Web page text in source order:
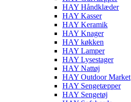
HAY Håndklæder
HAY Kasser
HAY Keramik
HAY Knager
HAY køkken
HAY Lamper
HAY Lysestager
HAY Nattøj
HAY Outdoor Market
HAY Sengetæpper
HAY Sengetøj